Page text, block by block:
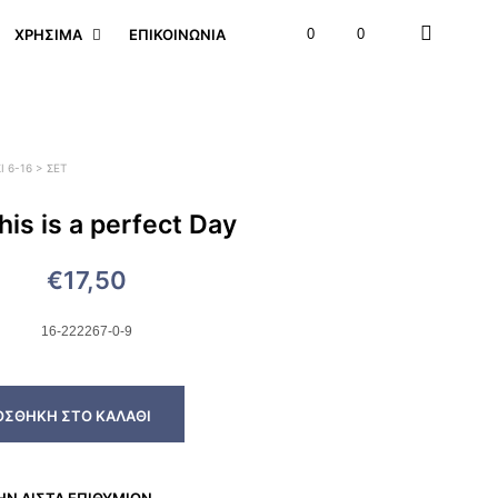
ΧΡΉΣΙΜΑ ΕΠΙΚΟΙΝΩΝΊΑ 0 0
6-16 > ΣΕΤ
is a perfect Day
€17,50
16-222267-0-9
ΣΤΟ ΚΑΛΆΘΙ